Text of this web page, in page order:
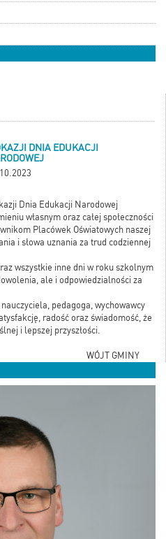
DNIA EDUKACJI
Dnia Edukacji Narodowej
własnym oraz całej społeczności
Placówek Oświatowych naszej
i słowa uznania za trud codziennej
wszystkie inne dni w roku szkolnym
ale i odpowiedzialności za
pedagoga, wychowawcy
radość oraz świadomość, że
i lepszej przyszłości.